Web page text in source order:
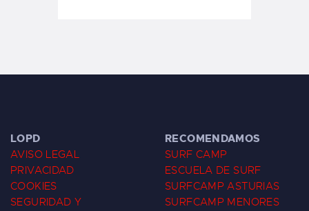
LOPD
AVISO LEGAL
PRIVACIDAD
COOKIES
SEGURIDAD Y
RECOMENDAMOS
SURF CAMP
ESCUELA DE SURF
SURFCAMP ASTURIAS
SURFCAMP MENORES